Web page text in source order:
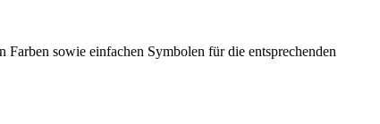
sowie einfachen Symbolen für die entsprechenden